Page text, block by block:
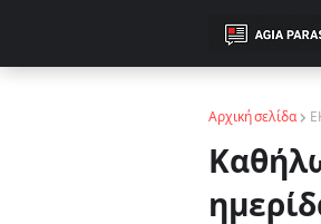
Αρχική σελίδα